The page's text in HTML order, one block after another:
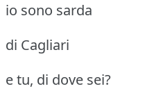
io sono sarda
di Cagliari
e tu, di dove sei?